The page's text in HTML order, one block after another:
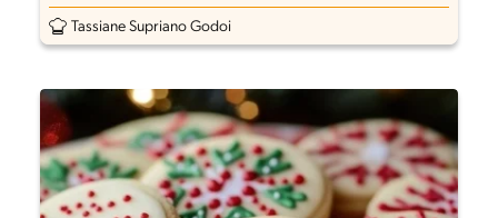
Tassiane Supriano Godoi